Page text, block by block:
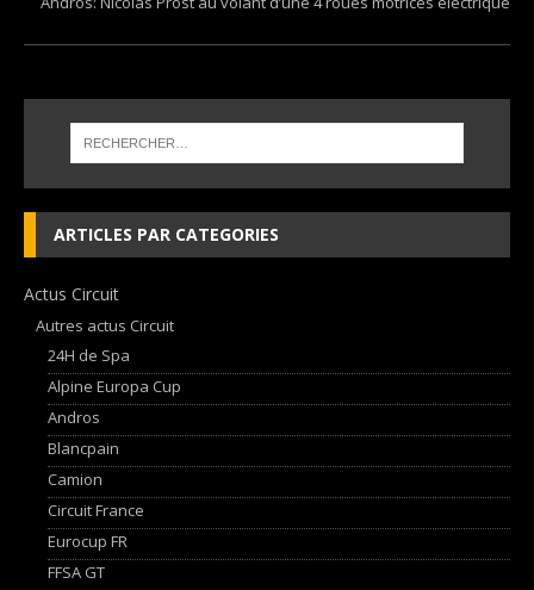
ARTICLES PAR CATEGORIES
Actus Circuit
Autres actus Circuit
24H de Spa
Alpine Europa Cup
Andros
Blancpain
Camion
Circuit France
Eurocup FR
FFSA GT